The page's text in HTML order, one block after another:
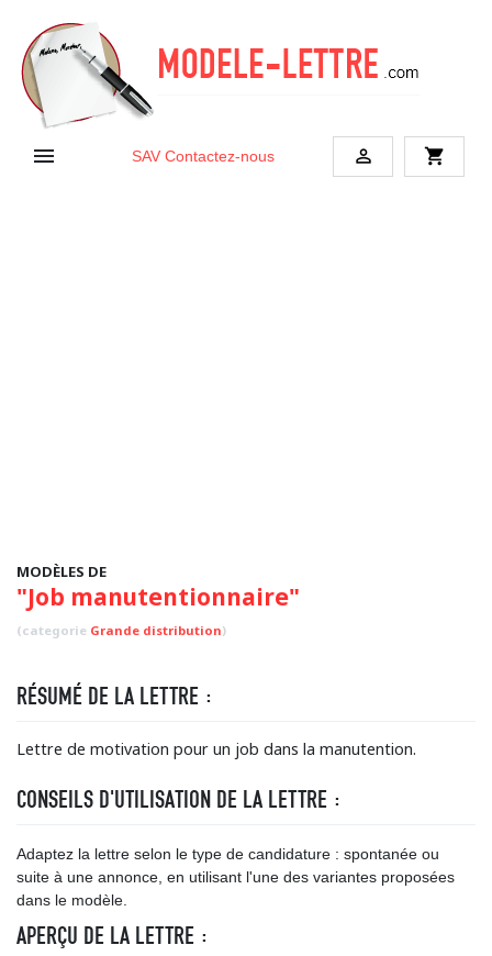
 SAV Contactez-nous  shopping_cart
MODÈLES DE
"Job manutentionnaire"
(categorie Grande distribution)
RÉSUMÉ DE LA LETTRE :
Lettre de motivation pour un job dans la manutention.
CONSEILS D'UTILISATION DE LA LETTRE :
Adaptez la lettre selon le type de candidature : spontanée ou
suite à une annonce, en utilisant l'une des variantes proposées
dans le modèle.
APERÇU DE LA LETTRE :